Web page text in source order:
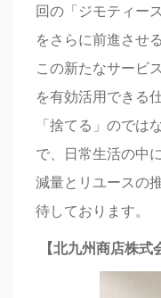
回の「ジモティー
をさらに前進させ
この新たなサービ
を有効活用できる
「捨てる」のでは
で、日常生活の中
減量とリユースの
待しております。
【北九州商店株